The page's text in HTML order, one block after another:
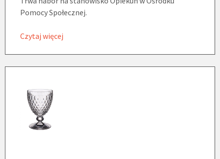
Pomocy Społecznej.
Czytaj więcej